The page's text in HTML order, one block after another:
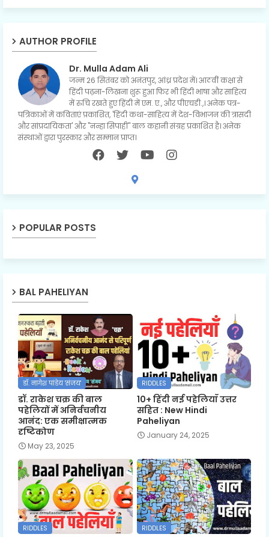
AUTHOR PROFILE
Dr. Mulla Adam Ali
जन्म 26 सितंबर को अनंतपुर, आंध्र प्रदेश में। आठवीं कक्षा से
हिंदी पढ़ना-लिखना शुरू हुआ फिर भी हिंदी भाषा और साहित्य
में रुचि रखते हुए हिंदी में एम. ए., और पीएचडी.,। अनेक पत्र-
पत्रिकाओं में कविताएं प्रकाशित, 'हिंदी कथा-साहित्य में देश-विभाजन की त्रासदी
और सांप्रदायिकता' और "नन्हा सिपाही" बाल कहानी संग्रह प्रकाशित है। अनेक
संस्थाओं द्वारा पुरस्कार और सम्मान प्राप्त।
POPULAR POSTS
BAL PAHELIYAN
डॉ. नागेश पांडेय 'संजय'
डॉ. राकेश चक्र की बाल
पहेलियों में अनिर्वचनीय
आनंद: एक समीक्षात्मक
दृष्टिकोण
May 23, 2025
RIDDLES
10+ हिंदी नई पहेलियाँ उत्तर
सहित : New Hindi
Paheliyan
January 24, 2025
RIDDLES RIDDLES